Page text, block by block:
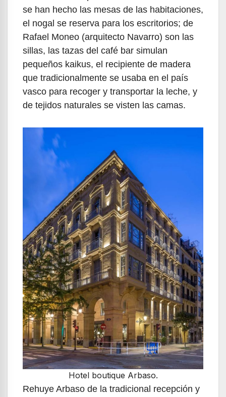
se han hecho las mesas de las habitaciones,
el nogal se reserva para los escritorios; de
Rafael Moneo (arquitecto Navarro) son las
sillas, las tazas del café bar simulan
pequeños kaikus, el recipiente de madera
que tradicionalmente se usaba en el país
vasco para recoger y transportar la leche, y
de tejidos naturales se visten las camas.
Hotel boutique Arbaso.
Rehuye Arbaso de la tradicional recepción y